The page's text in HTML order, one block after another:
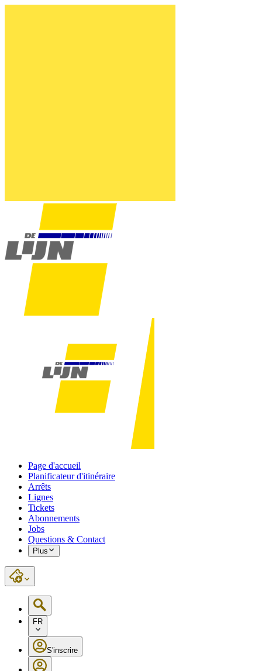
Page d'accueil
Planificateur d'itinéraire
Arrêts
Lignes
Tickets
Abonnements
Jobs
Questions & Contact
Plus
FR
S'inscrire